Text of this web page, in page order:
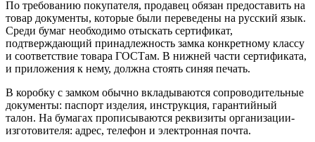
По требованию покупателя, продавец обязан предоставить на
товар документы, которые были переведены на русский язык.
Среди бумаг необходимо отыскать сертификат,
подтверждающий принадлежность замка конкретному классу
и соответствие товара ГОСТам. В нижней части сертификата,
и приложения к нему, должна стоять синяя печать.
В коробку с замком обычно вкладываются сопроводительные
документы: паспорт изделия, инструкция, гарантийный
талон. На бумагах прописываются реквизиты организации-
изготовителя: адрес, телефон и электронная почта.